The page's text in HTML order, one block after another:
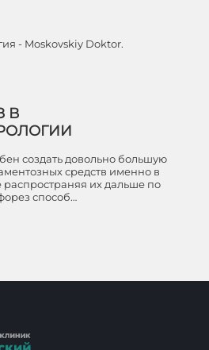
- Moskovskiy Doktor.
В
создать довольно большую
средств именно в
распространяя их дальше по
способ…